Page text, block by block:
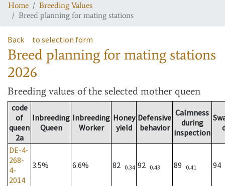
Home
Breeding Values
Breed planning for mating stations
Back to selection form
Breed planning for mating stations
2026
Breeding values of the selected mother queen
code
of
queen
2a
Inbreeding
Queen
Inbreeding
Worker
Honey
yield
Defensive
behavior
Calmness
during
inspection
DE-4-
268-
4-
2014
3.5% 6.6% 82 0.34 92 0.43 89 0.41 94